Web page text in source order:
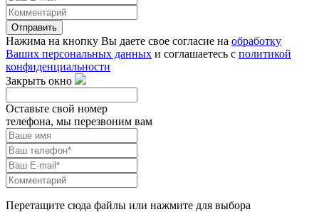
Отправить
Нажима на кнопку Вы даете свое согласие на обработку
Ваших персональных данных и соглашаетесь с политикой
конфиденциальности
Закрыть окно
Оставьте свой номер
телефона, мы перезвоним вам
Перетащите сюда файлы или нажмите для выбора